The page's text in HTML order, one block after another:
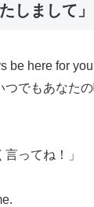
しまして」
be here for
つでもあなたの
言ってね！」